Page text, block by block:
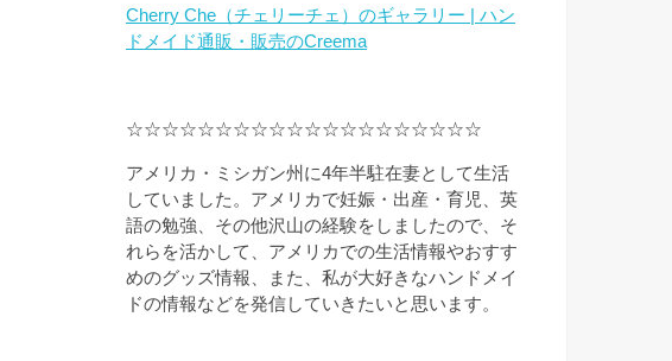
Cherry Che（チェリーチェ）のギャラリー | ハン
ドメイド通販・販売のCreema
☆☆☆☆☆☆☆☆☆☆☆☆☆☆☆☆☆☆☆☆
アメリカ・ミシガン州に4年半駐在妻として生活
していました。アメリカで妊娠・出産・育児、英
語の勉強、その他沢山の経験をしましたので、そ
れらを活かして、アメリカでの生活情報やおすす
めのグッズ情報、また、私が大好きなハンドメイ
ドの情報などを発信していきたいと思います。